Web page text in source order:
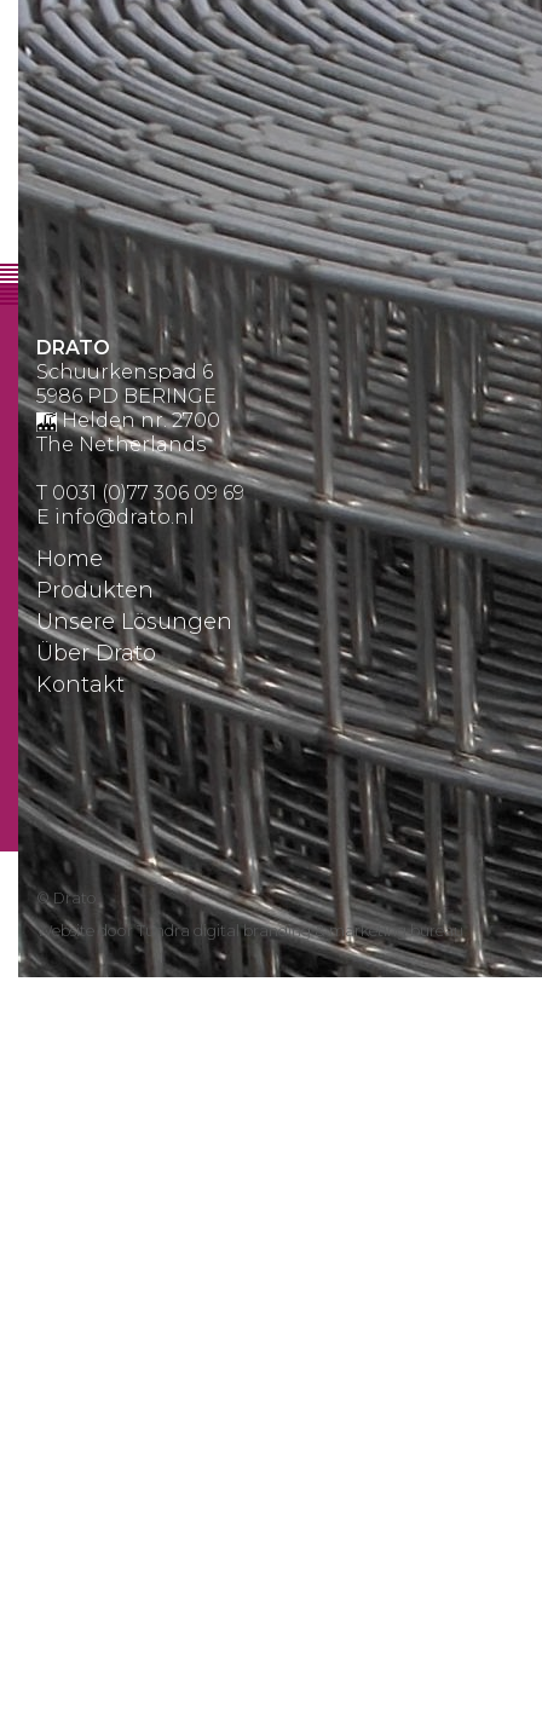
Persönlichen kontakt
Schnelles und flexibles handeln
Qualität
Sehr viele möglichkeiten
DRATO
Schuurkenspad 6
5986 PD BERINGE
Helden nr. 2700
The Netherlands
T 0031 (0)77 306 09 69
E info@drato.nl
Home
Produkten
Unsere Lösungen
Über Drato
Kontakt
Preisanfrage
© Drato
Website doorTundra digital branding & marketing bureau